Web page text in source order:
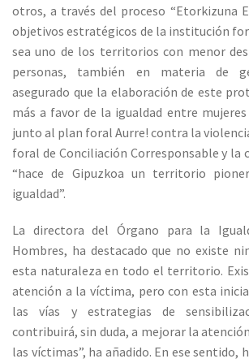
otros, a través del proceso “Etorkizuna
objetivos estratégicos de la institución
sea uno de los territorios con menor
personas, también en materia de
asegurado que la elaboración de este
más a favor de la igualdad entre mujeres
junto al plan foral Aurre! contra la
foral de Conciliación Corresponsable y la
“hace de Gipuzkoa un territorio
igualdad”.
La directora del Órgano para la
Hombres, ha destacado que no existe
esta naturaleza en todo el territorio.
atención a la víctima, pero con esta
las vías y estrategias de
contribuirá, sin duda, a mejorar la
las víctimas”, ha añadido. En ese sentido,